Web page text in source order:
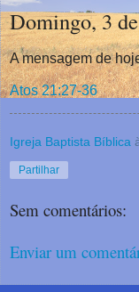
Domingo, 3
A mensagem de
Atos 21:27-36
Igreja Baptista Bíblica
Partilhar
Sem comentários:
Enviar um